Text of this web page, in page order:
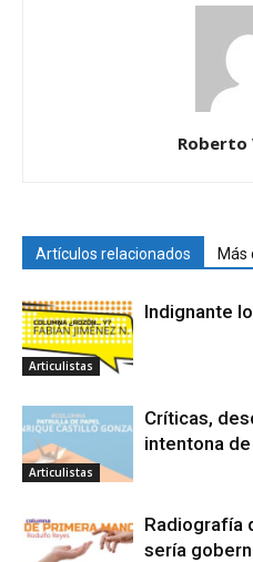
Roberto
Artículos relacionados Más
Articulistas
Indignante
Articulistas
Críticas,
intentona
Radiografía
sería